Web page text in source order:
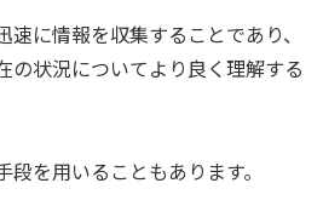
に情報を収集することであり、
の状況についてより良く理解する
を用いることもあります。